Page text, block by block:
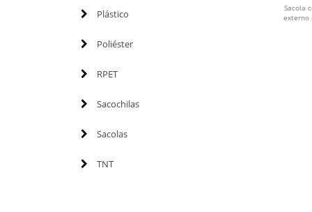
Plástico
Poliéster
RPET
Sacochilas
Sacolas
TNT
Sacola
externo